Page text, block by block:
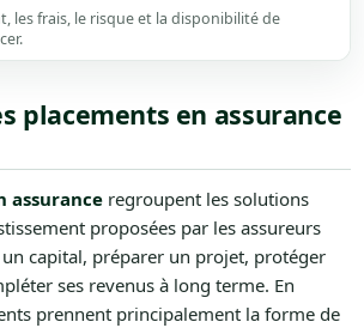
les frais, le risque et la disponibilité de
placements en assurance
assuranceregroupent les solutions
proposées par les assureurs
capital, préparer un projet, protéger
ses revenus à long terme. En
prennent principalement la forme de